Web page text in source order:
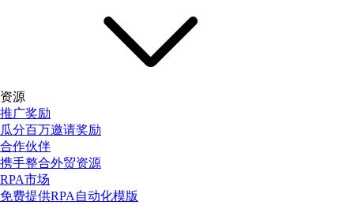
资源
推广奖励
瓜分百万邀请奖励
合作伙伴
携手整合外贸资源
RPA市场
免费提供RPA自动化模版